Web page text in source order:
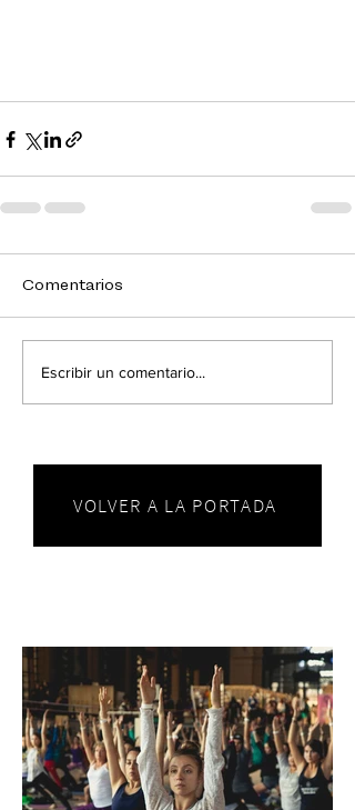
Comentarios
Escribir un comentario...
VOLVER A LA PORTADA